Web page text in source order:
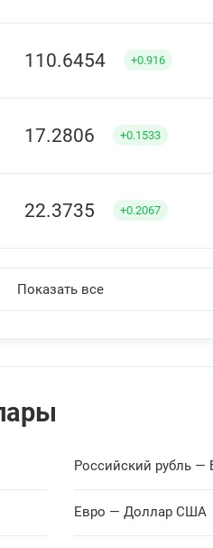
110.6454 +0.916
17.2806 +0.1533
22.3735 +0.2067
22.4394
16.1067 +0.1915
Показать все
Российский рубль —
Евро — Доллар США